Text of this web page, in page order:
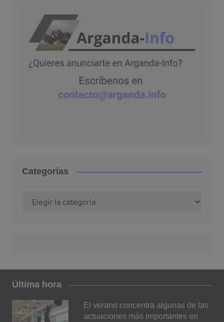
Categorías
Última hora
El verano concentra algunas de las
actuaciones más importantes en